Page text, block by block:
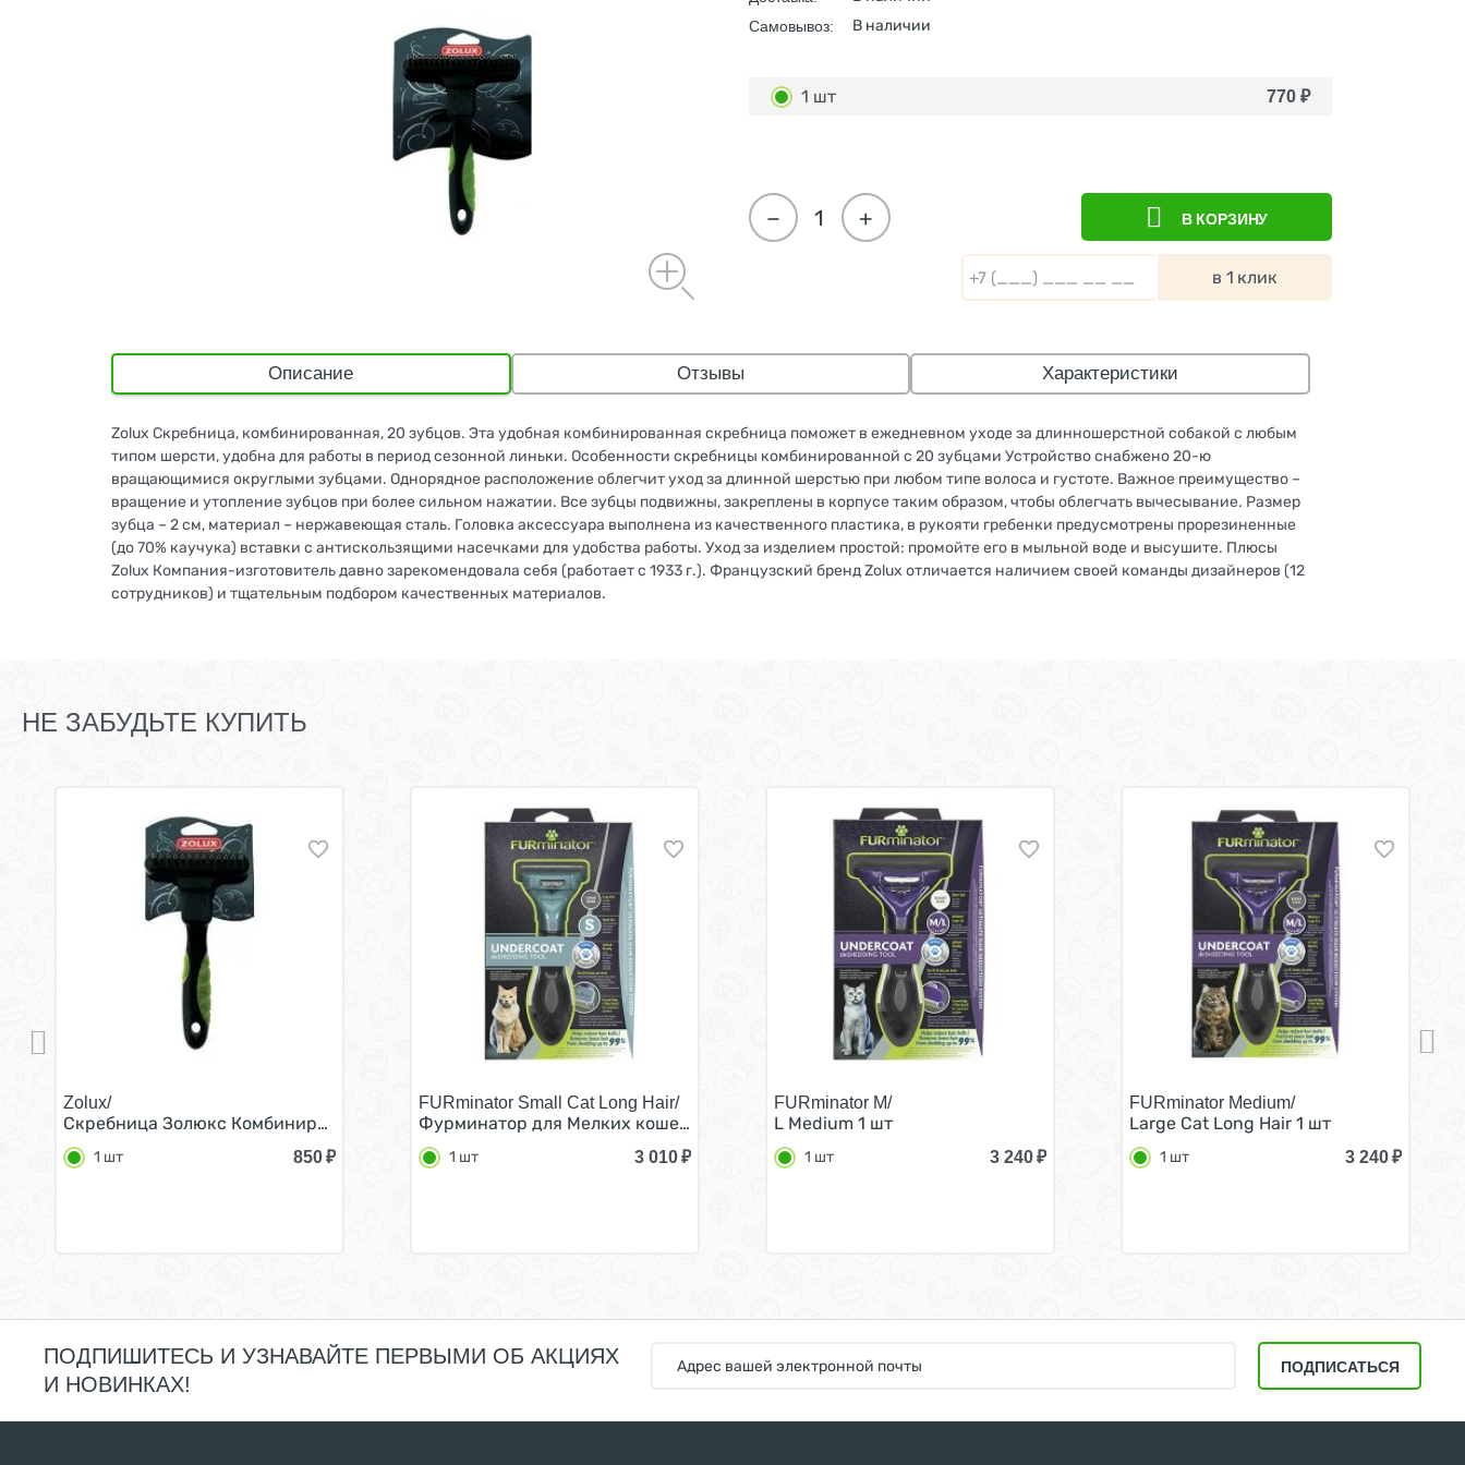
Самовывоз: В наличии
1 шт 770 ₽
+
− В КОРЗИНУ
в 1 клик
Описание Отзывы Характеристики
Zolux Скребница, комбинированная, 20 зубцов. Эта удобная комбинированная скребница поможет в ежедневном уходе за длинношерстной собакой с любым
типом шерсти, удобна для работы в период сезонной линьки. Особенности скребницы комбинированной с 20 зубцами Устройство снабжено 20-ю
вращающимися округлыми зубцами. Однорядное расположение облегчит уход за длинной шерстью при любом типе волоса и густоте. Важное преимущество –
вращение и утопление зубцов при более сильном нажатии. Все зубцы подвижны, закреплены в корпусе таким образом, чтобы облегчать вычесывание. Размер
зубца – 2 см, материал – нержавеющая сталь. Головка аксессуара выполнена из качественного пластика, в рукояти гребенки предусмотрены прорезиненные
(до 70% каучука) вставки с антискользящими насечками для удобства работы. Уход за изделием простой: промойте его в мыльной воде и высушите. Плюсы
Zolux Компания-изготовитель давно зарекомендовала себя (работает с 1933 г.). Французский бренд Zolux отличается наличием своей команды дизайнеров (12
сотрудников) и тщательным подбором качественных материалов.
НЕ ЗАБУДЬТЕ КУПИТЬ
Zolux/
Скребница Золюкс Комбинированная 13 зубцов 1 шт
1 шт 850₽
FURminator Small Cat Long Hair/
Фурминатор для Мелких кошек с Длинной шерстью 1 шт
1 шт 3 010₽
FURminator M/
L Medium 1 шт
1 шт 3 240₽
FURminator Medium/
Large Cat Long Hair 1 шт
1 шт 3 240₽
ПОДПИШИТЕСЬ И УЗНАВАЙТЕ ПЕРВЫМИ ОБ АКЦИЯХ
И НОВИНКАХ!
ПОДПИСАТЬСЯ